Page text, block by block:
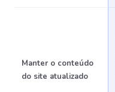
Manter o conteúdo
do site atualizado